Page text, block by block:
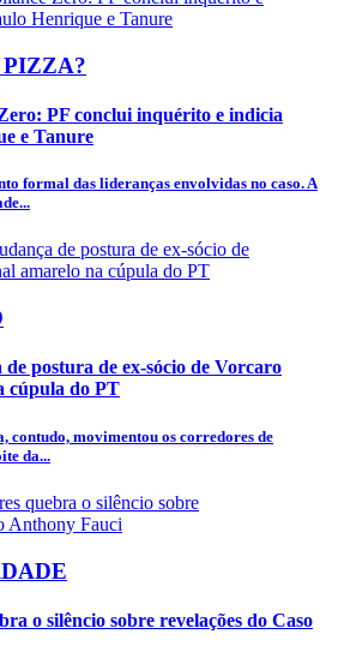
PF conclui inquérito e indicia
e Tanure
formal das lideranças envolvidas no caso. A
postura de ex-sócio de Vorcaro
cúpula do PT
contudo, movimentou os corredores de
da...
o silêncio sobre revelações do Caso